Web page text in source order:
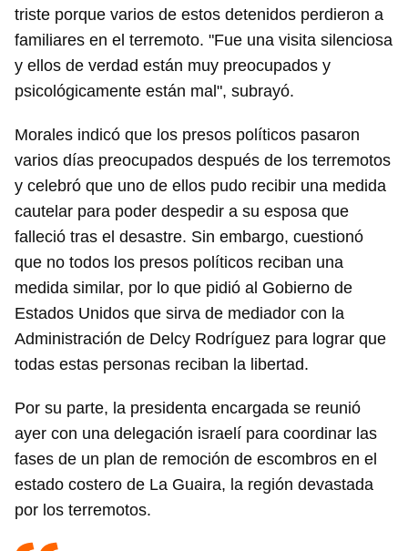
triste porque varios de estos detenidos perdieron a
familiares en el terremoto. "Fue una visita silenciosa
y ellos de verdad están muy preocupados y
psicológicamente están mal", subrayó.
Morales indicó que los presos políticos pasaron
varios días preocupados después de los terremotos
y celebró que uno de ellos pudo recibir una medida
cautelar para poder despedir a su esposa que
falleció tras el desastre. Sin embargo, cuestionó
que no todos los presos políticos reciban una
medida similar, por lo que pidió al Gobierno de
Estados Unidos que sirva de mediador con la
Administración de Delcy Rodríguez para lograr que
todas estas personas reciban la libertad.
Por su parte, la presidenta encargada se reunió
ayer con una delegación israelí para coordinar las
fases de un plan de remoción de escombros en el
estado costero de La Guaira, la región devastada
por los terremotos.